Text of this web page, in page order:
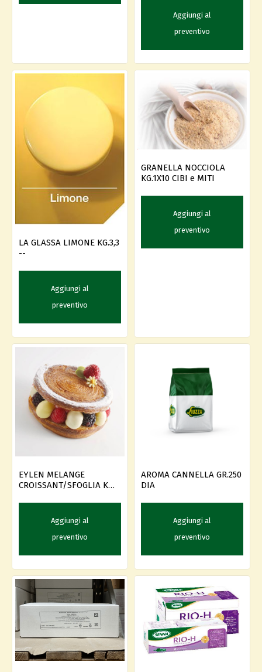
Aggiungi al
preventivo
LA GLASSA LIMONE KG.3,3
--
Aggiungi al
preventivo
GRANELLA NOCCIOLA
KG.1X10 CIBI e MITI
Aggiungi al
preventivo
EYLEN MELANGE
CROISSANT/SFOGLIA KG.
Aggiungi al
preventivo
AROMA CANNELLA GR.250
DIA
Aggiungi al
preventivo